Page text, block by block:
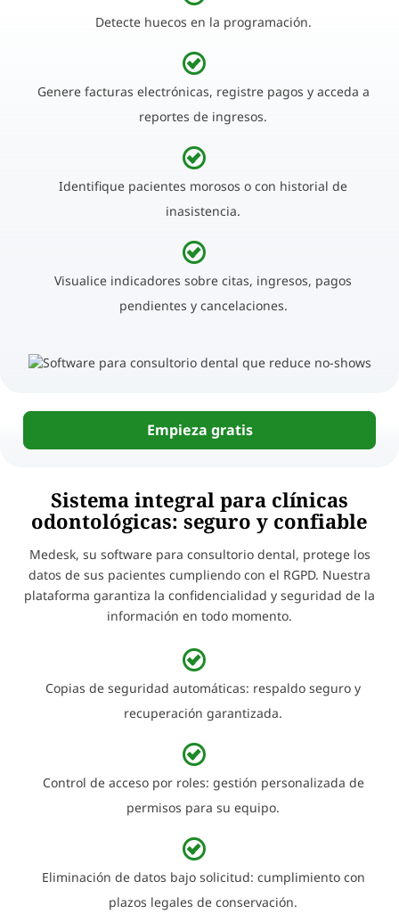
Detecte huecos en la programación.
Genere facturas electrónicas, registre pagos y acceda a
reportes de ingresos.
Identifique pacientes morosos o con historial de
inasistencia.
Visualice indicadores sobre citas, ingresos, pagos
pendientes y cancelaciones.
Empieza gratis
Sistema integral para clínicas
odontológicas: seguro y confiable
Medesk, su software para consultorio dental, protege los
datos de sus pacientes cumpliendo con el RGPD. Nuestra
plataforma garantiza la confidencialidad y seguridad de la
información en todo momento.
Copias de seguridad automáticas: respaldo seguro y
recuperación garantizada.
Control de acceso por roles: gestión personalizada de
permisos para su equipo.
Eliminación de datos bajo solicitud: cumplimiento con
plazos legales de conservación.